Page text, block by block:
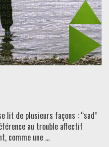
lit de plusieurs façons : “sad”
au trouble affectif
comme une ...